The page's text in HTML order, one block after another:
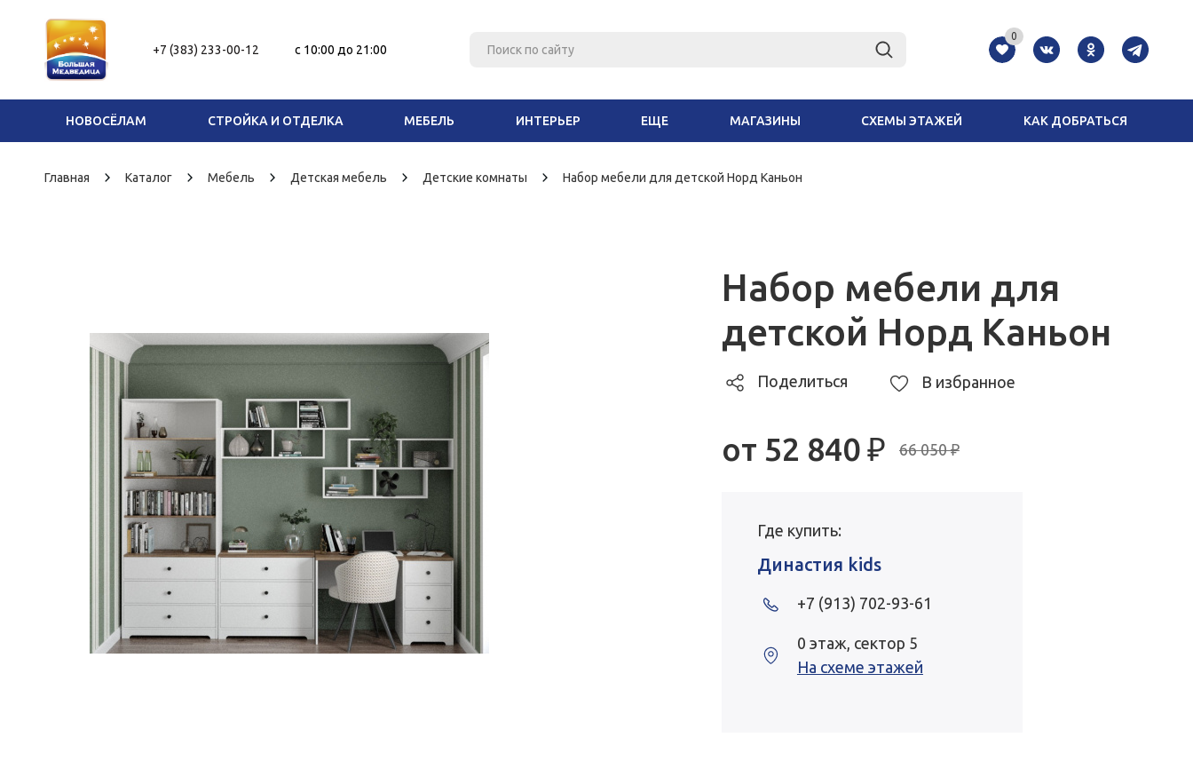
+7 (383) 233-00-12 c 10:00 до 21:00
0
НОВОСЁЛАМ СТРОЙКА И ОТДЕЛКА МЕБЕЛЬ ИНТЕРЬЕР ЕЩЕ МАГАЗИНЫ СХЕМЫ ЭТАЖЕЙ КАК ДОБРАТЬСЯ
Главная Каталог Мебель Детская мебель Детские комнаты Набор мебели для детской Норд Каньон
Набор мебели для
детской Норд Каньон
Поделиться В избранное
от 52 840₽ 66 050 ₽
Где купить:
Династия kids
+7 (913) 702-93-61
0 этаж, сектор 5
На схеме этажей